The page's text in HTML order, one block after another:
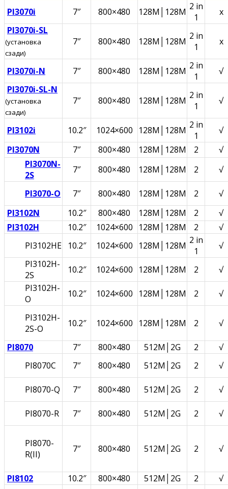
PI3070i 7″ 800×480 128M│128M 2 in
1
х
PI3070i-SL
(установка
сзади)
7″ 800×480 128M│128M 2 in
1
х
PI3070i-N 7″ 800×480 128M│128M 2 in
1
√
PI3070i-SL-N
(установка
сзади)
7″ 800×480 128M│128M 2 in
1
√
PI3102i 10.2″ 1024×600 128M│128M 2 in
1
√
PI3070N
7″ 800×480 128M│128M 2
√
PI3070N-
2S
7″ 800×480 128M│128M 2 √
PI3070-O 7″ 800×480 128M│128M 2
√
PI3102N
10.2″ 800×480 128M│128M 2
√
PI3102H
10.2″ 1024×600 128M│128M 2
√
PI3102HE
10.2″ 1024×600 128M│128M 2 in
1
√
PI3102H-
2S
10.2″ 1024×600 128M│128M 2
√
PI3102H-
O
10.2″ 1024×600 128M│128M 2 √
PI3102H-
2S-O
10.2″ 1024×600 128M│128M 2 √
PI8070 7″ 800×480 512M│2G 2
√
PI8070C
7″ 800×480 512M│2G 2 √
PI8070-Q 7″ 800×480 512M│2G 2 √
PI8070-R 7″ 800×480 512M│2G 2 √
PI8070-
R(II)
7″ 800×480 512M│2G 2 √
PI8102 10.2″ 800×480 512M│2G 2
√